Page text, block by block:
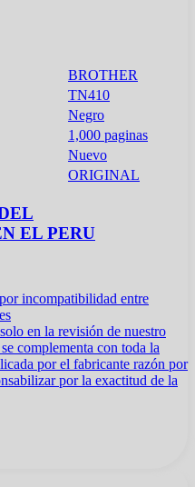
BROTHER
TN410
Negro
1,000 paginas
Nuevo
ORIGINAL
EL PERU
incompatibilidad entre
en la revisión de nuestro
complementa con toda la
por el fabricante razón por
por la exactitud de la